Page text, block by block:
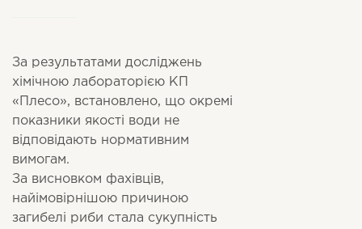
За результатами досліджень
хімічною лабораторією КП
«Плесо», встановлено, що окремі
показники якості води не
відповідають нормативним
вимогам.
За висновком фахівців,
найімовірнішою причиною
загибелі риби стала сукупність